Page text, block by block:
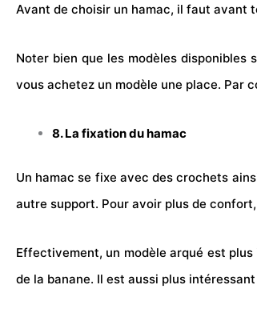
Avant de choisir un hamac, il faut avant
Noter bien que les modèles
vous achetez un modèle une place. Par
8. La fixation du hamac
Un hamac se fixe avec des crochets
autre support. Pour avoir plus de
Effectivement, un modèle arqué est
de la banane. Il est aussi plus